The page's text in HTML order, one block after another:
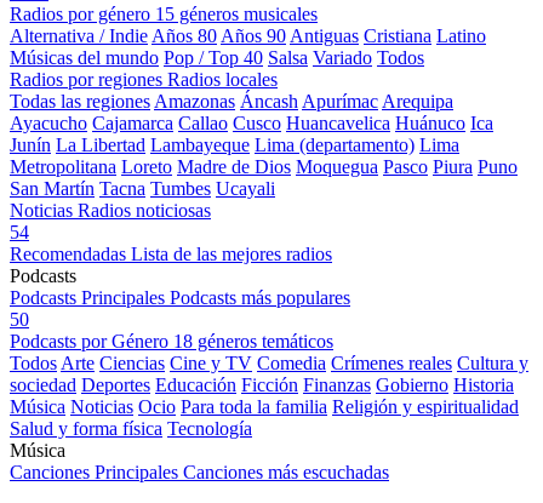
Radios por género 15 géneros musicales
Alternativa / Indie Años 80 Años 90 Antiguas Cristiana Latino
Músicas del mundo Pop / Top 40 Salsa Variado Todos
Radios por regiones Radios locales
Todas las regiones Amazonas Áncash Apurímac Arequipa
Ayacucho Cajamarca Callao Cusco Huancavelica Huánuco Ica
Junín La Libertad Lambayeque Lima (departamento) Lima
Metropolitana Loreto Madre de Dios Moquegua Pasco Piura Puno
San Martín Tacna Tumbes Ucayali
Noticias Radios noticiosas
54
Recomendadas Lista de las mejores radios
Podcasts
Podcasts Principales Podcasts más populares
50
Podcasts por Género 18 géneros temáticos
Todos Arte Ciencias Cine y TV Comedia Crímenes reales Cultura y
sociedad Deportes Educación Ficción Finanzas Gobierno Historia
Música Noticias Ocio Para toda la familia Religión y espiritualidad
Salud y forma física Tecnología
Música
Canciones Principales Canciones más escuchadas